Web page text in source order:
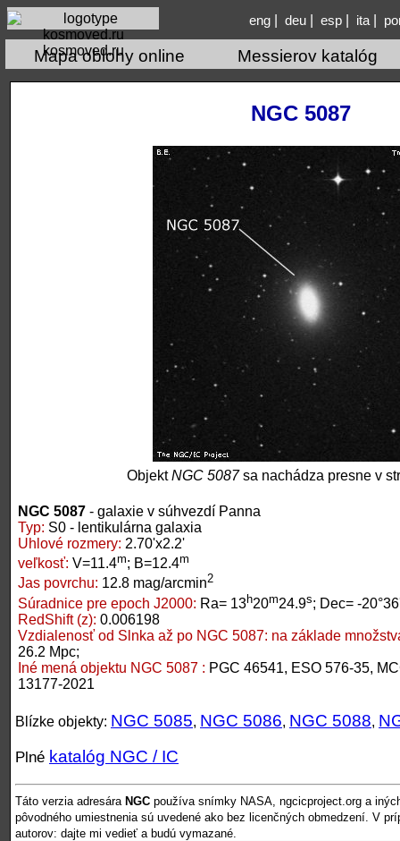
kosmoved.ru
eng| deu| esp| ita|
Mapa oblohy online Messierov katalóg
NGC 5087
ObjektNGC 5087sa nachádza presne v
NGC 5087 - galaxie v súhvezdí Panna
Typ: S0 - lentikulárna galaxia
Uhlové rozmery: 2.70'x2.2'
veľkosť: V=11.4m; B=12.4m
Jas povrchu: 12.8 mag/arcmin2
Súradnice pre epoch J2000: Ra= 13h20m24.9s; Dec= -
RedShift (z): 0.006198
Vzdialenosť od Slnka až po NGC 5087: na základe
26.2 Mpc;
Iné mená objektu NGC 5087 : PGC 46541, ESO 576-35,
13177-2021
Blízke objekty: NGC 5085, NGC 5086, NGC 5088,
Plné katalóg NGC / IC
Táto verzia adresára NGC používa snímky NASA, ngcicproject.org a
pôvodného umiestnenia sú uvedené ako bez licenčných obmedzení. V
autorov: dajte mi vedieť a budú vymazané.